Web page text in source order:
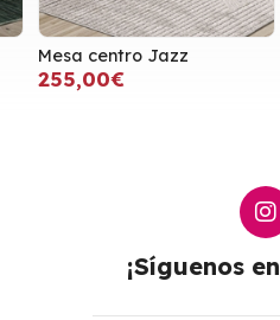
Mesa centro Jazz
255,00€
¡Síguenos